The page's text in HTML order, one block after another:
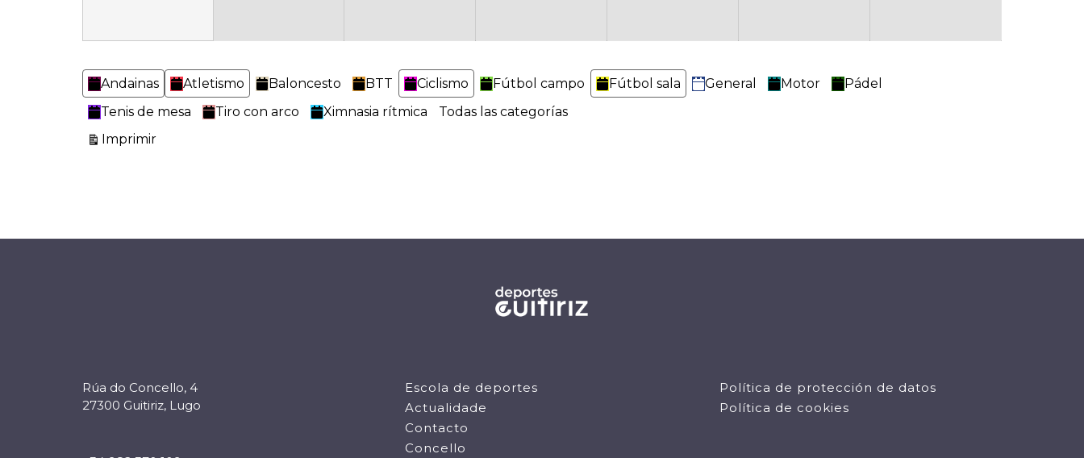
Categorías
Andainas Atletismo Baloncesto BTT Ciclismo Fútbol campo Fútbol sala General Motor
Pádel
Tenis de mesa
Tiro con arco Ximnasia rítmica
Todas las categorías
ImprimirVistas
Rúa do Concello, 4
27300 Guitiriz, Lugo
Escola de deportes
Actualidade
Contacto
Concello
Política de protección de datos
Política de cookies